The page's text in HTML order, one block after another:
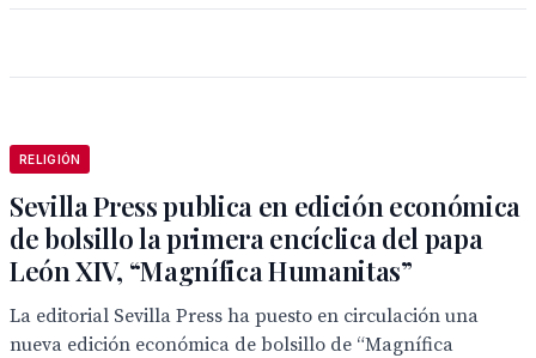
RELIGIÓN
Sevilla Press publica en edición económica
de bolsillo la primera encíclica del papa
León XIV, “Magnífica Humanitas”
La editorial Sevilla Press ha puesto en circulación una
nueva edición económica de bolsillo de “Magnífica